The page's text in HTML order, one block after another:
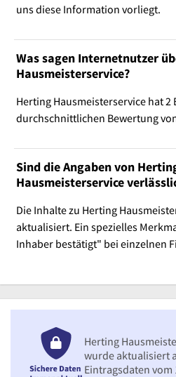
uns diese Information vorliegt.
Was sagen Internetnutzer
Hausmeisterservice?
Herting Hausmeisterservice hat
durchschnittlichen Bewertung
Sind die Angaben von
Hausmeisterservice
Die Inhalte zu Herting
aktualisiert. Ein spezielles
Inhaber bestätigt" bei einzelnen
Herting
wurde aktualisiert
Eintragsdaten vom